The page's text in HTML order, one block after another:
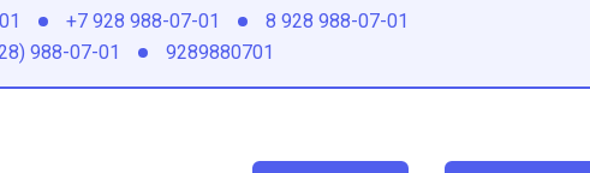
+7 928 988-07-01
8 928 988-07-01
988-07-01 9289880701